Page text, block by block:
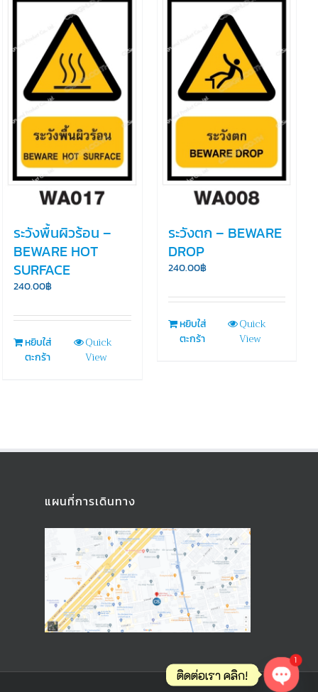
ระวังพื้นผิวร้อน –
BEWARE HOT
SURFACE
240.00฿
หยิบใส่
ตะกร้า
Quick
View
ระวังตก – BEWARE
DROP
240.00฿
หยิบใส่
ตะกร้า
Quick
View
แผนที่การเดินทาง
ติดต่อเรา คลิก!
1